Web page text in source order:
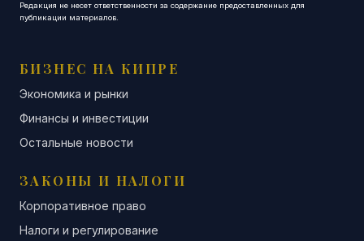
Редакция не несет ответственности за содержание предоставленных для
публикации материалов.
БИЗНЕС НА КИПРЕ
Экономика и рынки
Финансы и инвестиции
Остальные новости
ЗАКОНЫ И НАЛОГИ
Корпоративное право
Налоги и регулирование